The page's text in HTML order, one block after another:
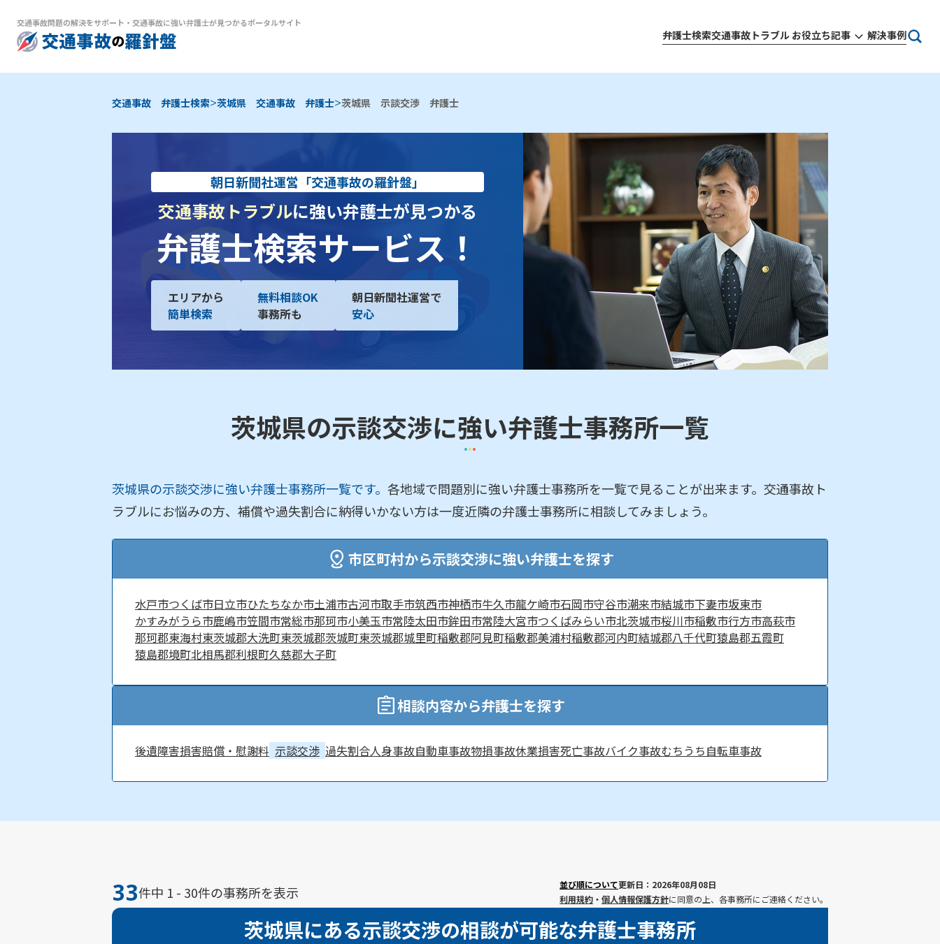
交通事故問題の解決をサポート ・ 交通事故に強い弁護士が見つかるポータルサイト
弁護士検索交通事故トラブル お役立ち記事 解決事例
交通事故 弁護士検索>茨城県 交通事故 弁護士>茨城県 示談交渉 弁護士
朝日新聞社運営「交通事故の羅針盤」
交通事故トラブルに強い弁護士が見つかる
弁護士検索サービス！
エリアから
簡単検索
無料相談OK
事務所も
朝日新聞社運営で
安心
茨城県の示談交渉に強い弁護士事務所一覧
茨城県の示談交渉に強い弁護士事務所一覧です。 各地域で問題別に強い弁護士事務所を一覧で見ることが出来ます。交通事故ト
ラブルにお悩みの方、補償や過失割合に納得いかない方は一度近隣の弁護士事務所に相談してみましょう。
市区町村から示談交渉に強い弁護士を探す
水戸市つくば市日立市ひたちなか市土浦市古河市取手市筑西市神栖市牛久市龍ケ崎市石岡市守谷市潮来市結城市下妻市坂東市
かすみがうら市鹿嶋市笠間市常総市那珂市小美玉市常陸太田市鉾田市常陸大宮市つくばみらい市北茨城市桜川市稲敷市行方市高萩市
那珂郡東海村東茨城郡大洗町東茨城郡茨城町東茨城郡城里町稲敷郡阿見町稲敷郡美浦村稲敷郡河内町結城郡八千代町猿島郡五霞町
猿島郡境町北相馬郡利根町久慈郡大子町
相談内容から弁護士を探す
後遺障害損害賠償・慰謝料 示談交渉 過失割合人身事故自動車事故物損事故休業損害死亡事故バイク事故むちうち自転車事故
33件中 1 - 30件の事務所を表示 並び順について更新日：2026年08月08日
利用規約 ・ 個人情報保護方針に同意の上、各事務所にご連絡ください。
茨城県にある示談交渉の相談が可能な弁護士事務所